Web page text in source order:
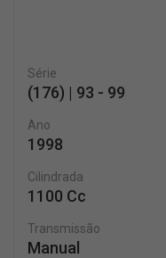
Série
(176) | 93 - 99
Ano
1998
Cilindrada
1100 Cc
Transmissão
Manual